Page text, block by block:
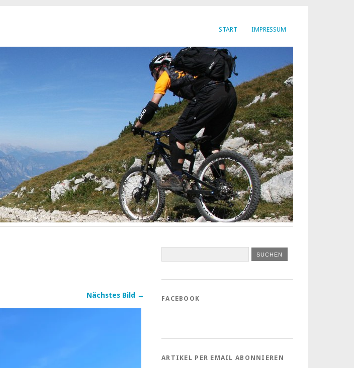
START IMPRESSUM
Nächstes Bild → FACEBOOK
ARTIKEL PER EMAIL ABONNIEREN